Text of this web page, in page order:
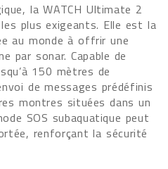
la WATCH Ultimate 2
plus exigeants. Elle est la
au monde à offrir une
par sonar. Capable de
150 mètres de
de messages prédéfinis
montres situées dans un
SOS subaquatique peut
renforçant la sécurité